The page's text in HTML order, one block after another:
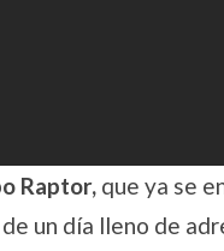
Raptor, que ya se
un día lleno de